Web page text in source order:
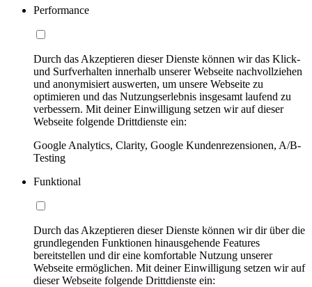
Performance
Durch das Akzeptieren dieser Dienste können wir das Klick-
und Surfverhalten innerhalb unserer Webseite nachvollziehen
und anonymisiert auswerten, um unsere Webseite zu
optimieren und das Nutzungserlebnis insgesamt laufend zu
verbessern. Mit deiner Einwilligung setzen wir auf dieser
Webseite folgende Drittdienste ein:
Google Analytics, Clarity, Google Kundenrezensionen, A/B-
Testing
Funktional
Durch das Akzeptieren dieser Dienste können wir dir über die
grundlegenden Funktionen hinausgehende Features
bereitstellen und dir eine komfortable Nutzung unserer
Webseite ermöglichen. Mit deiner Einwilligung setzen wir auf
dieser Webseite folgende Drittdienste ein: